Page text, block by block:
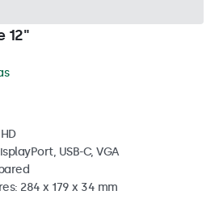
12"
USB-C, VGA
284 x 179 x 34 mm